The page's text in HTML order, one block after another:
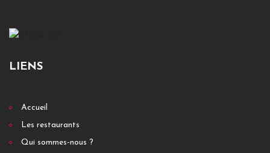
LIENS
Accueil
Les restaurants
Qui sommes-nous ?